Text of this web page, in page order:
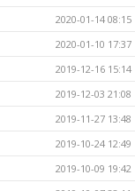
2020-01-14 08:15
2020-01-10 17:37
2019-12-16 15:14
2019-12-03 21:08
2019-11-27 13:48
2019-10-24 12:49
2019-10-09 19:42